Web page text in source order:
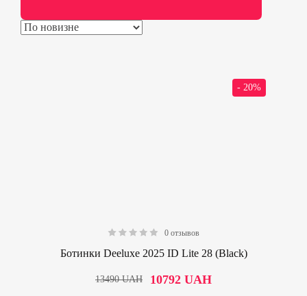
- 20%
0 отзывов
Ботинки Deeluxe 2025 ID Lite 28 (Black)
10792UAH
13490UAH